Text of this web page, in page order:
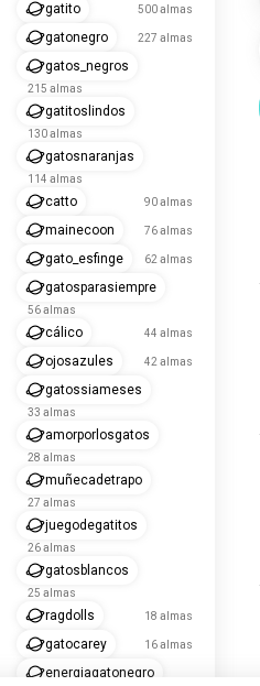
gatito 500 almas
gatonegro 227 almas
gatos_negros
215 almas
gatitoslindos
130 almas
gatosnaranjas
114 almas
catto 90 almas
mainecoon 76 almas
gato_esfinge 62 almas
gatosparasiempre
56 almas
cálico 44 almas
ojosazules 42 almas
gatossiameses
33 almas
amorporlosgatos
28 almas
muñecadetrapo
27 almas
juegodegatitos
26 almas
gatosblancos
25 almas
ragdolls 18 almas
gatocarey 16 almas
energiagatonegro